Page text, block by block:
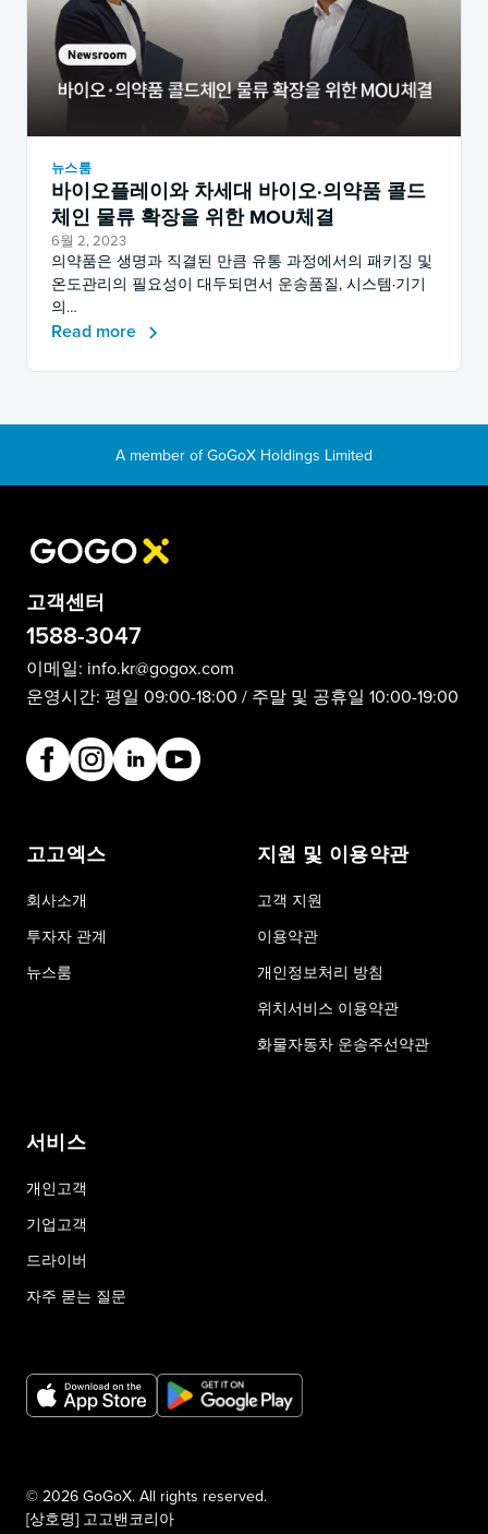
뉴스룸
바이오플레이와 차세대 바이오·의약품 콜드
체인 물류 확장을 위한 MOU체결
6월 2, 2023
의약품은 생명과 직결된 만큼 유통 과정에서의 패키징 및
온도관리의 필요성이 대두되면서 운송품질, 시스템·기기
의…
Read more
고객센터
1588-3047
이메일: info.kr@gogox.com
운영시간: 평일 09:00-18:00 / 주말 및 공휴일 10:00-19:00
고고엑스
회사소개
투자자 관계
뉴스룸
서비스
개인고객
기업고객
드라이버
자주 묻는 질문
지원 및 이용약관
고객 지원
이용약관
개인정보처리 방침
위치서비스 이용약관
화물자동차 운송주선약관
© 2026 GoGoX. All rights reserved.
[상호명] 고고밴코리아